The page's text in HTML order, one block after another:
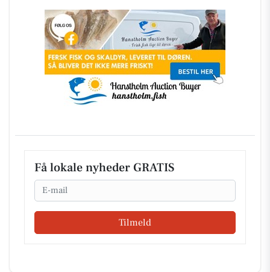
Få lokale nyheder GRATIS
Email
Tilmeld